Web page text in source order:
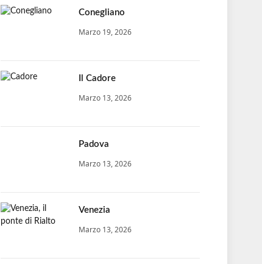
Conegliano
Marzo 19, 2026
Il Cadore
Marzo 13, 2026
Padova
Marzo 13, 2026
Venezia
Marzo 13, 2026